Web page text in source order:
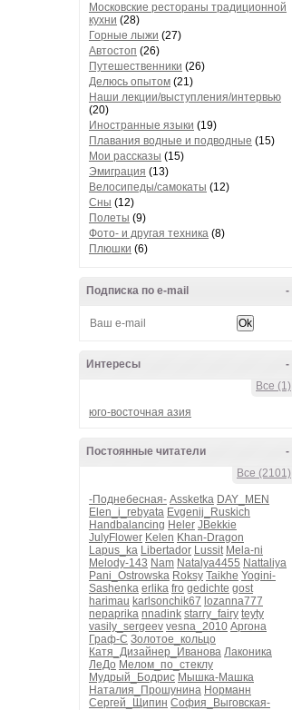
Московские рестораны традиционной
кухни (28)
Горные лыжи (27)
Автостоп (26)
Путешественники (26)
Делюсь опытом (21)
Наши лекции/выступления/интервью
(20)
Иностранные языки (19)
Плавания водные и подводные (15)
Мои рассказы (15)
Эмиграция (13)
Велосипеды/самокаты (12)
Сны (12)
Полеты (9)
Фото- и другая техника (8)
Плюшки (6)
-
Подписка по e-mail
-
Интересы
Все (1)
юго-восточная азия
-
Постоянные читатели
Все (2101)
-Поднебесная- Assketka DAY_MEN
Elen_i_rebyata Evgenij_Ruskich
Handbalancing Heler JBekkie
JulyFlower Kelen Khan-Dragon
Lapus_ka Libertador Lussit Mela-ni
Melody-143 Nam Natalya4455 Nattaliya
Pani_Ostrowska Roksy Taikhe Yogini-
Sashenka erlika fro gedichte gost
harimau karlsonchik67 lozanna777
nepaprika nnadink starry_fairy teyty
vasily_sergeev vesna_2010 Аргона
Граф-С Золотое_кольцо
Катя_Дизайнер_Иванова Лаконика
ЛеДо Мелом_по_стеклу
Мудрый_Бодрис Мышка-Машка
Наталия_Прошунина Норманн
Сергей_Щипин София_Выговская-